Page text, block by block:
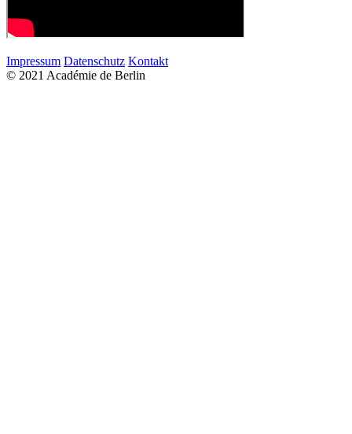
Impressum Datenschutz Kontakt
© 2021 Académie de Berlin